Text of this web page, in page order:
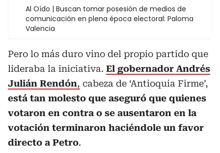
Al Oído | Buscan tomar posesión de medios de
comunicación en plena época electoral: Paloma
Valencia
Pero lo más duro vino del propio partido que
lideraba la iniciativa. El gobernador Andrés
Julián Rendón, cabeza de ‘Antioquia Firme’,
está tan molesto que aseguró que quienes
votaron en contra o se ausentaron en la
votación terminaron haciéndole un favor
directo a Petro.